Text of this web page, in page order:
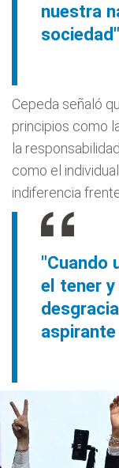
nuestra
Cepeda señaló
principios como
la
como el
indiferencia
"Cuando
el tener